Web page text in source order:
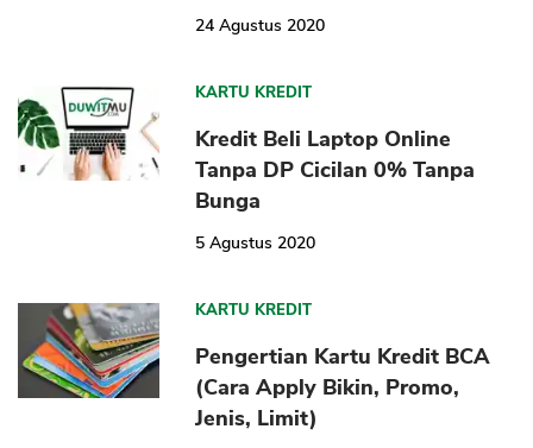
24 Agustus 2020
KARTU KREDIT
Kredit Beli Laptop Online
Tanpa DP Cicilan 0% Tanpa
Bunga
5 Agustus 2020
KARTU KREDIT
Pengertian Kartu Kredit BCA
(Cara Apply Bikin, Promo,
Jenis, Limit)